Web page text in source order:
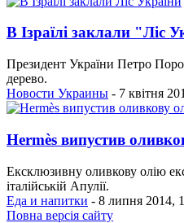
В Ізраїлі заклали "Ліс
Президент України Петро
дерево.
Новости Украины - 7 квітня
Hermès випустив
Ексклюзивну оливкову олію
італійській Апулії.
Еда и напитки - 8 липня 2014,
Повна версія сайту